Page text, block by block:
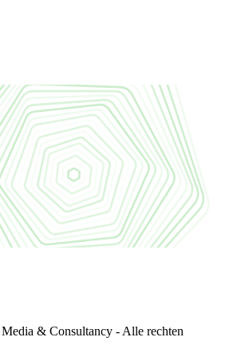
& Consultancy - Alle rechten